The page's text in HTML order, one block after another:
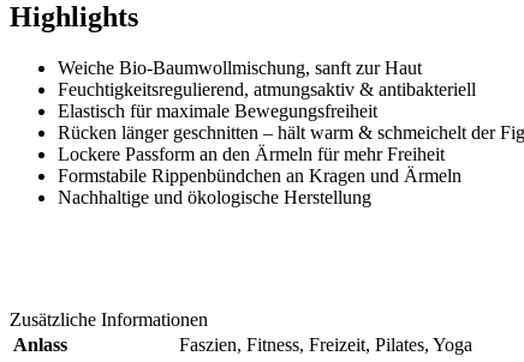
Highlights
Weiche Bio-Baumwollmischung, sanft zur Haut
Feuchtigkeitsregulierend, atmungsaktiv & antibakteriell
Elastisch für maximale Bewegungsfreiheit
Rücken länger geschnitten – hält warm & schmeichelt der
Lockere Passform an den Ärmeln für mehr Freiheit
Formstabile Rippenbündchen an Kragen und Ärmeln
Nachhaltige und ökologische Herstellung
Zusätzliche Informationen
Anlass
Faszien, Fitness, Freizeit, Pilates, Yoga